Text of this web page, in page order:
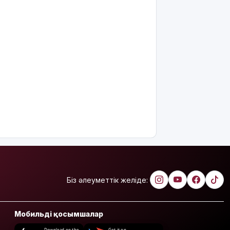
Біз әлеуметтік желіде:
Мобильді қосымшалар